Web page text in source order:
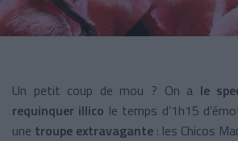
Un petit coup de mou ? On a le
requinquer illico le temps d’1h15
une troupe extravagante : les Chicos